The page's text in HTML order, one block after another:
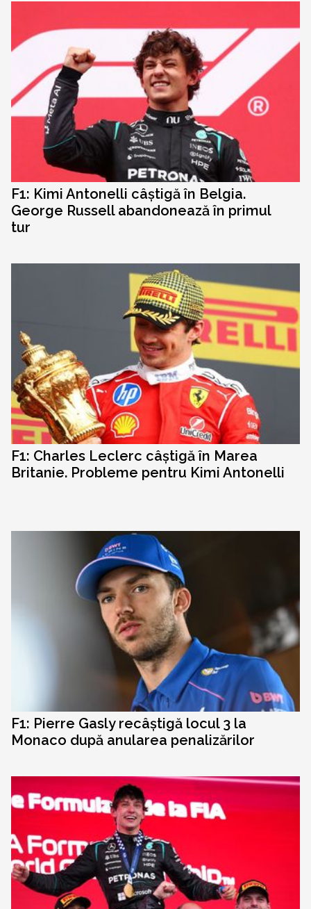
F1: Kimi Antonelli câștigă în Belgia.
George Russell abandonează în primul
tur
F1: Charles Leclerc câștigă în Marea
Britanie. Probleme pentru Kimi Antonelli
F1: Pierre Gasly recâștigă locul 3 la
Monaco după anularea penalizărilor